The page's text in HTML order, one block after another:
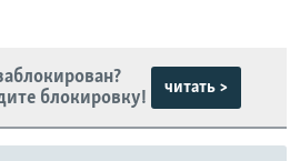
блокировку!
читать >